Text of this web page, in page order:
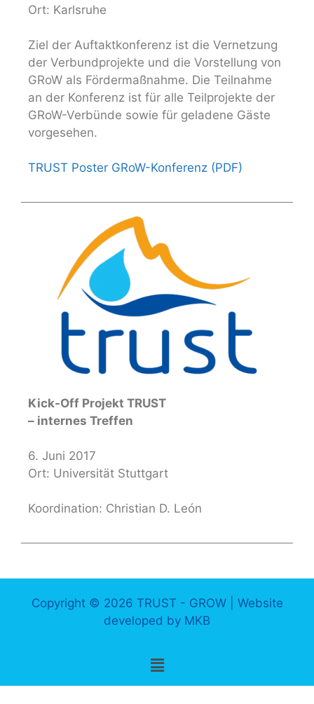
Ort: Karlsruhe
Ziel der Auftaktkonferenz ist die Vernetzung
der Verbundprojekte und die Vorstellung von
GRoW als Fördermaßnahme. Die Teilnahme
an der Konferenz ist für alle Teilprojekte der
GRoW-Verbünde sowie für geladene Gäste
vorgesehen.
TRUST Poster GRoW-Konferenz (PDF)
Kick-Off Projekt TRUST
– internes Treffen
6. Juni 2017
Ort: Universität Stuttgart
Koordination: Christian D. León
Copyright © 2026 TRUST - GROW | Website
developed by MKB